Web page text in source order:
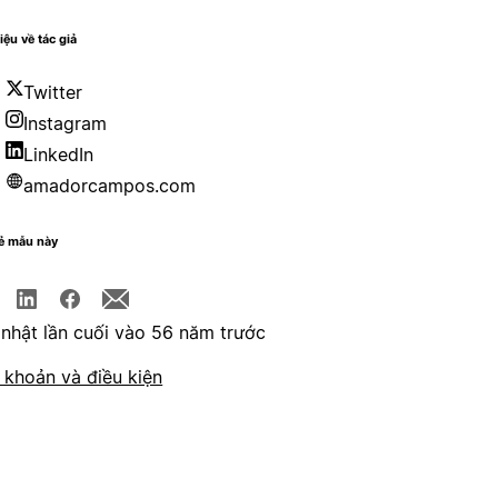
về tác giả
Twitter
Instagram
LinkedIn
amadorcampos.com
mẫu này
lần cuối vào 56 năm trước
và điều kiện